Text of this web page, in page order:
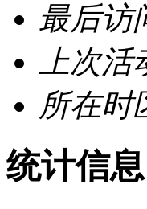
最后访
上次
所在时
统计信息